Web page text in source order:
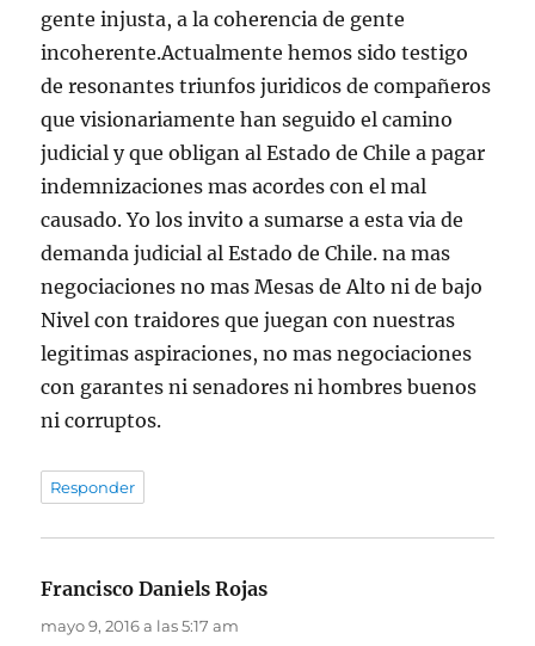
gente injusta, a la coherencia de gente
incoherente.Actualmente hemos sido testigo
de resonantes triunfos juridicos de compañeros
que visionariamente han seguido el camino
judicial y que obligan al Estado de Chile a pagar
indemnizaciones mas acordes con el mal
causado. Yo los invito a sumarse a esta via de
demanda judicial al Estado de Chile. na mas
negociaciones no mas Mesas de Alto ni de bajo
Nivel con traidores que juegan con nuestras
legitimas aspiraciones, no mas negociaciones
con garantes ni senadores ni hombres buenos
ni corruptos.
Responder
Francisco Daniels Rojas
mayo 9, 2016 a las 5:17 am